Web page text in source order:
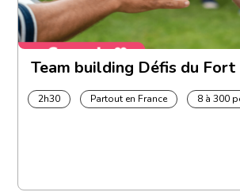
Team building Défis du Fort
2h30 Partout en France 8 à 300